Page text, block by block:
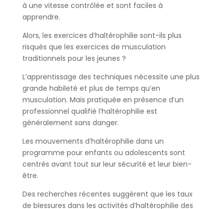
à une vitesse contrôlée et sont faciles à
apprendre.
Alors, les exercices d’haltérophilie sont-ils plus
risqués que les exercices de musculation
traditionnels pour les jeunes ?
L’apprentissage des techniques nécessite une plus
grande habileté et plus de temps qu’en
musculation. Mais pratiquée en présence d’un
professionnel qualifié l’haltérophilie est
généralement sans danger.
Les mouvements d’haltérophilie dans un
programme pour enfants ou adolescents sont
centrés avant tout sur leur sécurité et leur bien-
être.
Des recherches récentes suggèrent que les taux
de blessures dans les activités d’haltérophilie des